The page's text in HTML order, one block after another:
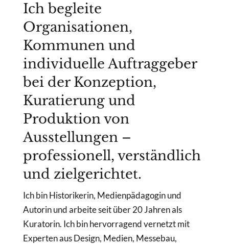
Ich begleite
Organisationen,
Kommunen und
individuelle Auftraggeber
bei der Konzeption,
Kuratierung und
Produktion von
Ausstellungen –
professionell, verständlich
und zielgerichtet.
Ich bin Historikerin, Medienpädagogin und
Autorin und arbeite seit über 20 Jahren als
Kuratorin. Ich bin hervorragend vernetzt mit
Experten aus Design, Medien, Messebau,